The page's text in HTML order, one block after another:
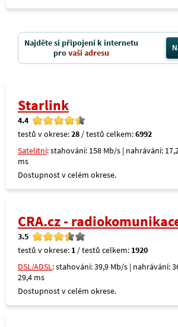
Najděte si připojení k internetu
provaši adresu
Starlink
4.4
testů v okrese:28 / testů celkem:6992
Satelitní: stahování: 158 Mb/s | nahrávání:
ms
Dostupnost v celém okrese.
CRA.cz -
3.5
testů v okrese: 1 / testů celkem: 1920
DSL/ADSL: stahování: 39,9 Mb/s | nahrávání:
29,4 ms
Dostupnost v celém okrese.